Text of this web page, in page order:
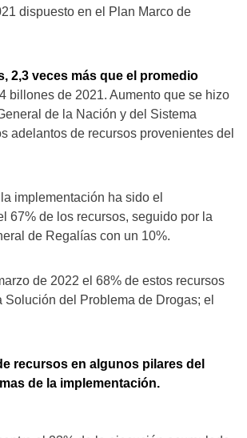
dispuesto en el Plan Marco de
2,3 veces más que el promedio
billones de 2021. Aumento que se hizo
de la Nación y del Sistema
adelantos de recursos provenientes del
implementación ha sido el
67% de los recursos, seguido por la
de Regalías con un 10%.
de 2022 el 68% de estos recursos
del Problema de Drogas; el
recursos en algunos pilares del
de la implementación.